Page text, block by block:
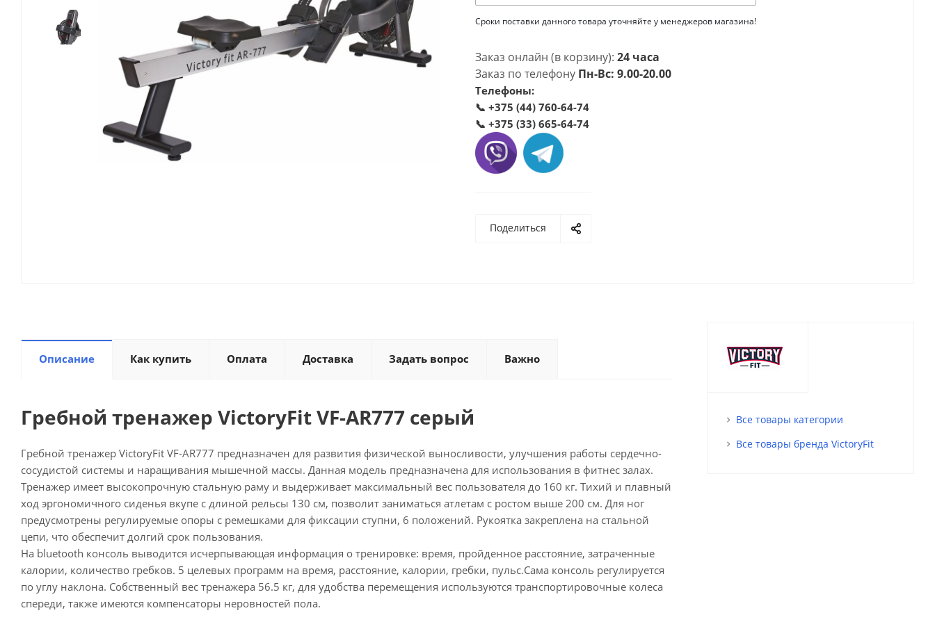
Сроки поставки данного товара уточняйте у менеджеров магазина!
Заказ онлайн (в корзину): 24 часа
Заказ по телефону Пн-Вс: 9.00-20.00
Телефоны:
📞 +375 (44) 760-64-74
📞 +375 (33) 665-64-74
Поделиться
Описание Как купить Оплата Доставка Задать вопрос Важно
Гребной тренажер VictoryFit VF-AR777 серый
Гребной тренажер VictoryFit VF-AR777 предназначен для развития физической выносливости, улучшения работы сердечно-
сосудистой системы и наращивания мышечной массы. Данная модель предназначена для использования в фитнес залах.
Тренажер имеет высокопрочную стальную раму и выдерживает максимальный вес пользователя до 160 кг. Тихий и плавный
ход эргономичного сиденья вкупе с длиной рельсы 130 см, позволит заниматься атлетам с ростом выше 200 см. Для ног
предусмотрены регулируемые опоры с ремешками для фиксации ступни, 6 положений. Рукоятка закреплена на стальной
цепи, что обеспечит долгий срок пользования.
На bluetooth консоль выводится исчерпывающая информация о тренировке: время, пройденное расстояние, затраченные
калории, количество гребков. 5 целевых программ на время, расстояние, калории, гребки, пульс.Сама консоль регулируется
по углу наклона. Собственный вес тренажера 56.5 кг, для удобства перемещения используются транспортировочные колеса
спереди, также имеются компенсаторы неровностей пола.
Все товары категории
Все товары бренда VictoryFit